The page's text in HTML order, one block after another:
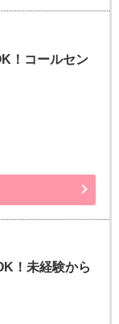
！コールセン
！未経験から